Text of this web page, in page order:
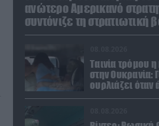
ανώτερο Αμερικανό
συντόνιζε τη στρατιωτική
προς την Ουκρανία
Ταινία τρόμου
στην Ουκρανία:
ουρλιάζει όταν
TCC πήραν τον